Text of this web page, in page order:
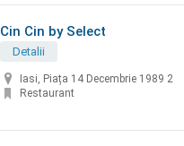
Cin Cin by Select
Detalii
Iasi, Piața 14 Decembrie 1989 2
Restaurant